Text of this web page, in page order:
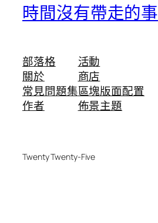
時間沒有帶走的事
部落格
關於
常見問題集
作者
活動
商店
區塊版面配置
佈景主題
Twenty Twenty-Five